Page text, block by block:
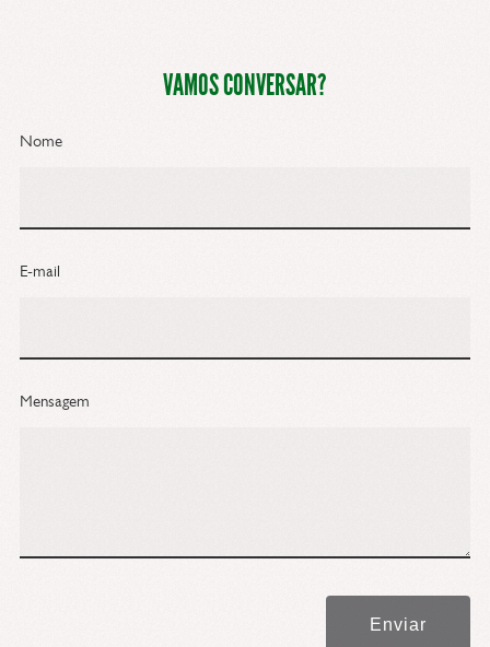
VAMOS CONVERSAR?
Nome
E-mail
Mensagem
Enviar